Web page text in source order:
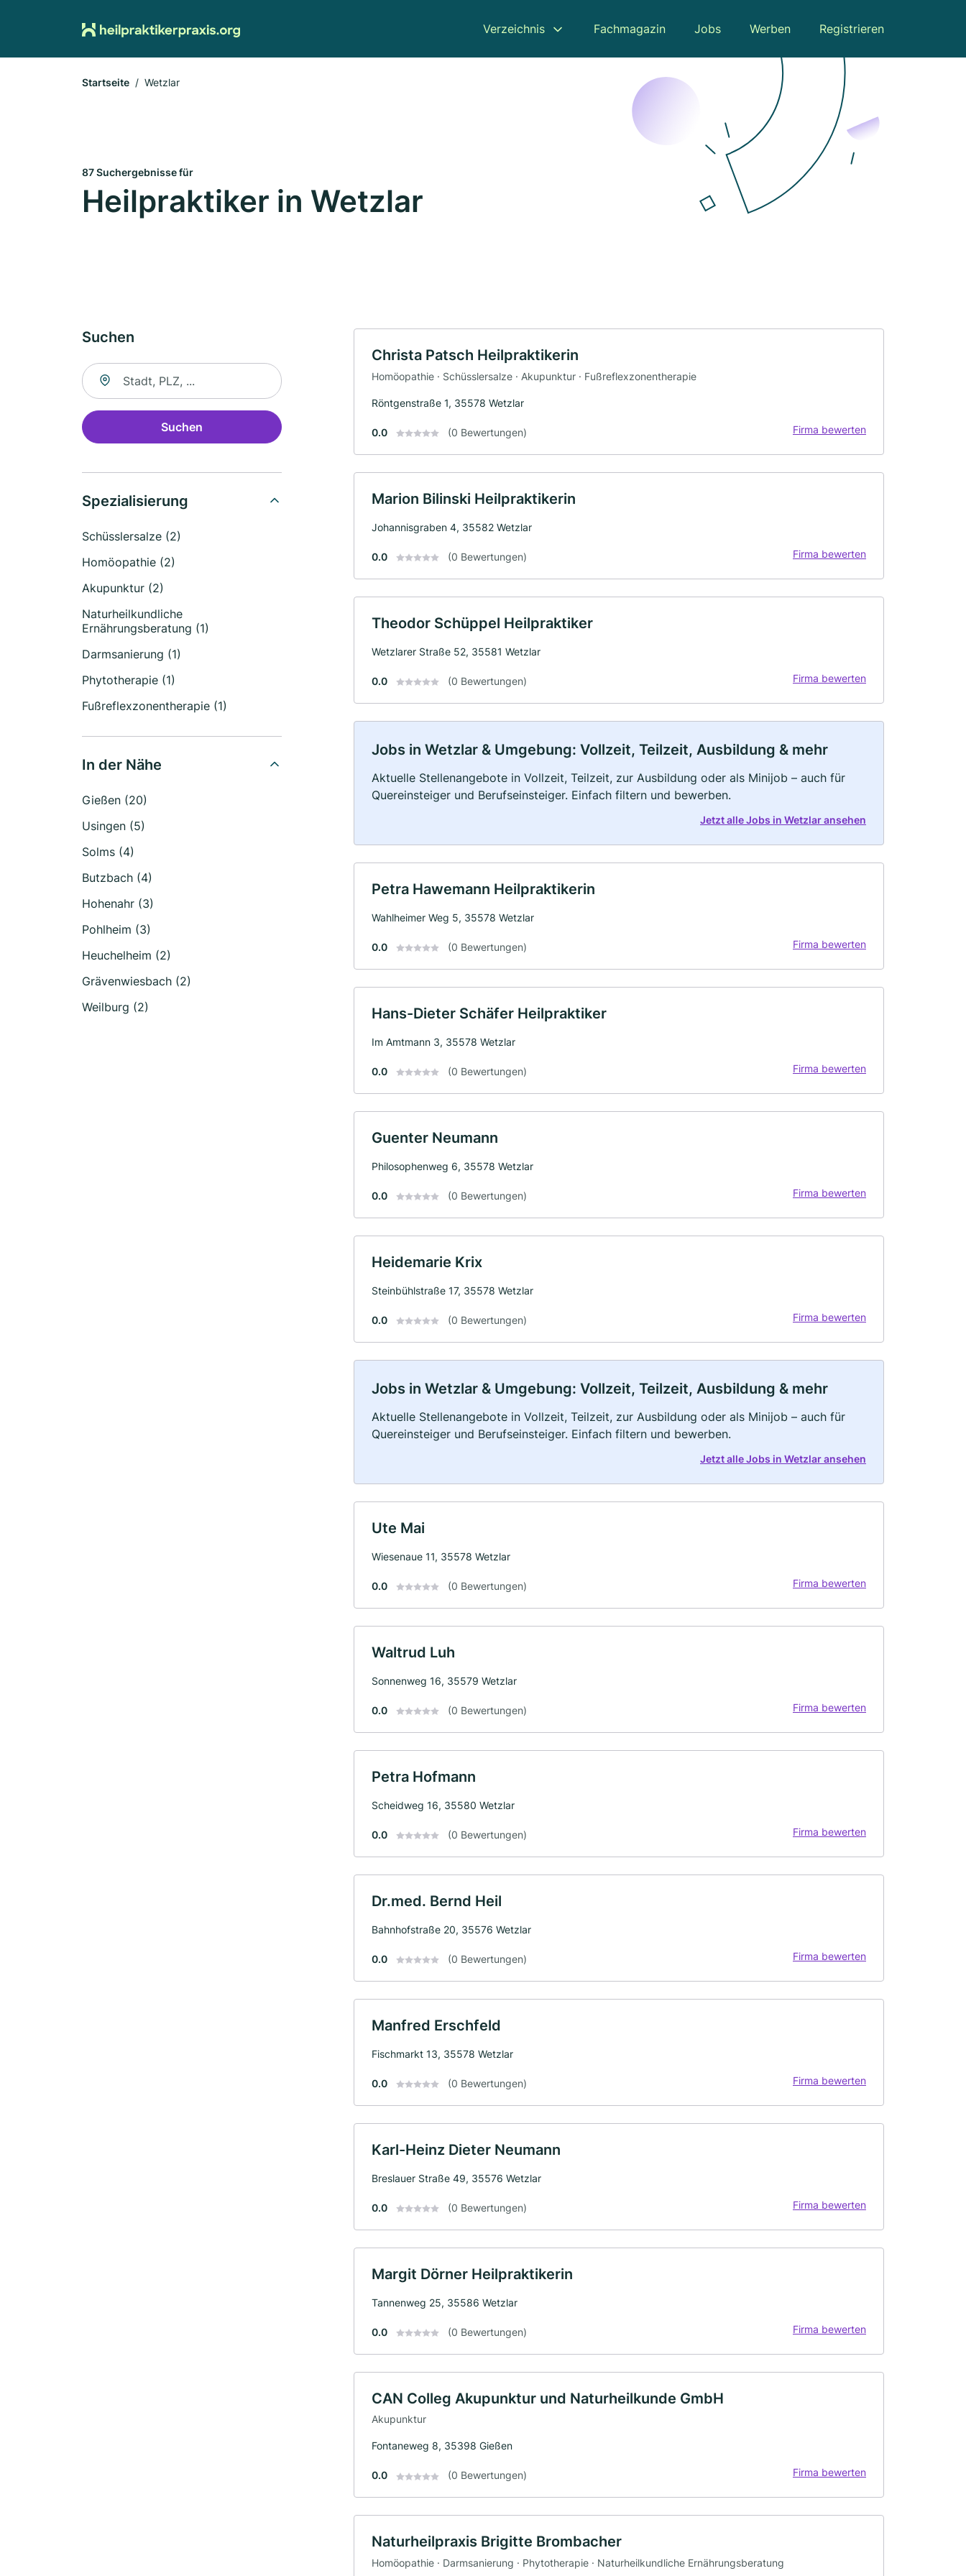
Verzeichnis Fachmagazin Jobs Werben Registrieren
Startseite Wetzlar
87 Suchergebnisse für
Heilpraktiker in Wetzlar
Suchen
Suche nach Ort
Suchen
Spezialisierung
Schüsslersalze (2)
Homöopathie (2)
Akupunktur (2)
Naturheilkundliche
Ernährungsberatung (1)
Darmsanierung (1)
Phytotherapie (1)
Fußreflexzonentherapie (1)
In der Nähe
Gießen (20)
Usingen (5)
Solms (4)
Butzbach (4)
Hohenahr (3)
Pohlheim (3)
Heuchelheim (2)
Grävenwiesbach (2)
Weilburg (2)
Christa Patsch Heilpraktikerin
Homöopathie · Schüsslersalze · Akupunktur · Fußreflexzonentherapie
Röntgenstraße 1, 35578 Wetzlar
0.0 (0 Bewertungen) Firma bewerten
Marion Bilinski Heilpraktikerin
Johannisgraben 4, 35582 Wetzlar
0.0 (0 Bewertungen) Firma bewerten
Theodor Schüppel Heilpraktiker
Wetzlarer Straße 52, 35581 Wetzlar
0.0 (0 Bewertungen) Firma bewerten
Jobs in Wetzlar & Umgebung: Vollzeit, Teilzeit, Ausbildung & mehr
Aktuelle Stellenangebote in Vollzeit, Teilzeit, zur Ausbildung oder als Minijob – auch für
Quereinsteiger und Berufseinsteiger. Einfach filtern und bewerben.
Jetzt alle Jobs in Wetzlar ansehen
Petra Hawemann Heilpraktikerin
Wahlheimer Weg 5, 35578 Wetzlar
0.0 (0 Bewertungen) Firma bewerten
Hans-Dieter Schäfer Heilpraktiker
Im Amtmann 3, 35578 Wetzlar
0.0 (0 Bewertungen) Firma bewerten
Guenter Neumann
Philosophenweg 6, 35578 Wetzlar
0.0 (0 Bewertungen) Firma bewerten
Heidemarie Krix
Steinbühlstraße 17, 35578 Wetzlar
0.0 (0 Bewertungen) Firma bewerten
Jobs in Wetzlar & Umgebung: Vollzeit, Teilzeit, Ausbildung & mehr
Aktuelle Stellenangebote in Vollzeit, Teilzeit, zur Ausbildung oder als Minijob – auch für
Quereinsteiger und Berufseinsteiger. Einfach filtern und bewerben.
Jetzt alle Jobs in Wetzlar ansehen
Ute Mai
Wiesenaue 11, 35578 Wetzlar
0.0 (0 Bewertungen) Firma bewerten
Waltrud Luh
Sonnenweg 16, 35579 Wetzlar
0.0 (0 Bewertungen) Firma bewerten
Petra Hofmann
Scheidweg 16, 35580 Wetzlar
0.0 (0 Bewertungen) Firma bewerten
Dr.med. Bernd Heil
Bahnhofstraße 20, 35576 Wetzlar
0.0 (0 Bewertungen) Firma bewerten
Manfred Erschfeld
Fischmarkt 13, 35578 Wetzlar
0.0 (0 Bewertungen) Firma bewerten
Karl-Heinz Dieter Neumann
Breslauer Straße 49, 35576 Wetzlar
0.0 (0 Bewertungen) Firma bewerten
Margit Dörner Heilpraktikerin
Tannenweg 25, 35586 Wetzlar
0.0 (0 Bewertungen) Firma bewerten
CAN Colleg Akupunktur und Naturheilkunde GmbH
Akupunktur
Fontaneweg 8, 35398 Gießen
0.0 (0 Bewertungen) Firma bewerten
Naturheilpraxis Brigitte Brombacher
Homöopathie · Darmsanierung · Phytotherapie · Naturheilkundliche Ernährungsberatung